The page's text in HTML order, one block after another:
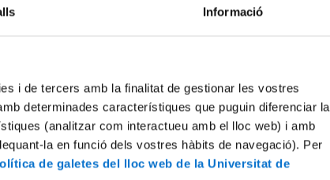
Informació
i de tercers amb la finalitat de gestionar les vostres
determinades característiques que puguin diferenciar la
(analitzar com interactueu amb el lloc web) i amb
la en funció dels vostres hàbits de navegació). Per
de galetes del lloc web de la Universitat de